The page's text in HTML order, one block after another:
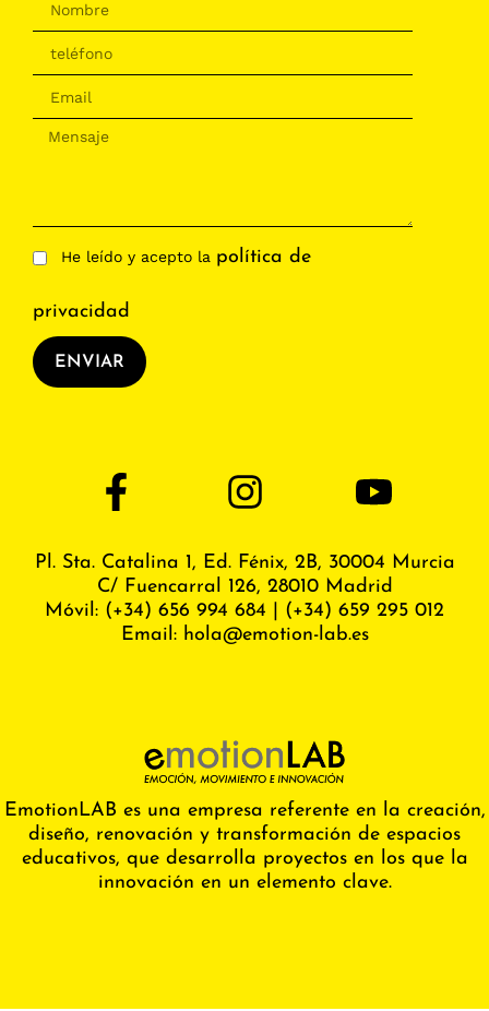
He leído y acepto la política de
privacidad
ENVIAR
EmotionLAB es una empresa referente en la creación,
diseño, renovación y transformación de espacios
educativos, que desarrolla proyectos en los que la
innovación en un elemento clave.
Pl. Sta. Catalina 1, Ed. Fénix, 2B, 30004 Murcia
C/ Fuencarral 126, 28010 Madrid
Móvil: (+34) 656 994 684
(+34) 659 295 012
Email: hola@emotion-lab.es